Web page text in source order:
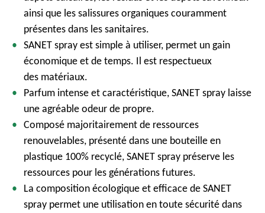
ainsi que les salissures organiques couramment
présentes dans les sanitaires.
SANET spray est simple à utiliser, permet un gain
économique et de temps. Il est respectueux
des matériaux.
Parfum intense et caractéristique, SANET spray laisse
une agréable odeur de propre.
Composé majoritairement de ressources
renouvelables, présenté dans une bouteille en
plastique 100% recyclé, SANET spray préserve les
ressources pour les générations futures.
La composition écologique et efficace de SANET
spray permet une utilisation en toute sécurité dans